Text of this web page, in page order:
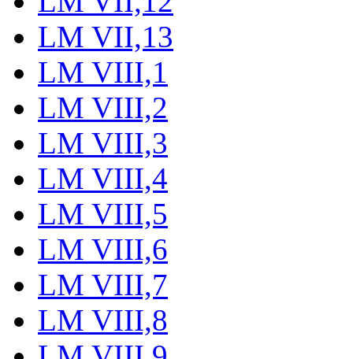
LM VII,13
LM VIII,1
LM VIII,2
LM VIII,3
LM VIII,4
LM VIII,5
LM VIII,6
LM VIII,7
LM VIII,8